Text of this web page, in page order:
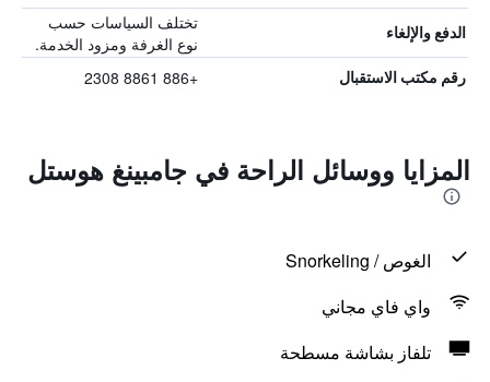
الدفع والإلغاء
تختلف السياسات حسب
نوع الغرفة ومزود الخدمة.
رقم مكتب الاستقبال +886 8861 2308
المزايا ووسائل الراحة في جامبينغ هوستل
الغوص / Snorkeling
واي فاي مجاني
تلفاز بشاشة مسطحة